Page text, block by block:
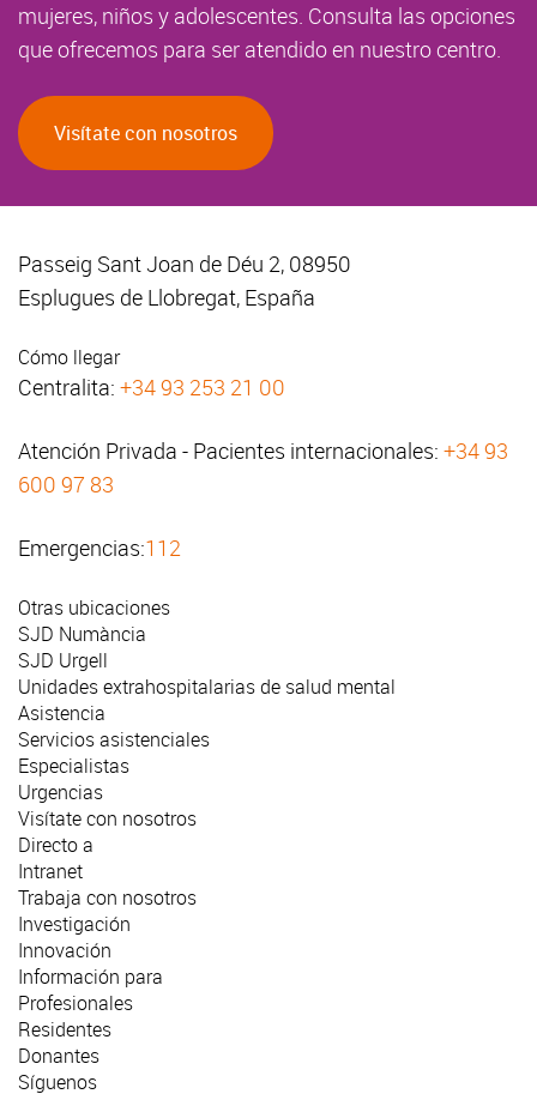
mujeres, niños y adolescentes. Consulta las opciones
que ofrecemos para ser atendido en nuestro centro.
Visítate con nosotros
Passeig Sant Joan de Déu 2, 08950
Esplugues de Llobregat, España
Cómo llegar
Centralita: +34 93 253 21 00
Atención Privada - Pacientes internacionales: +34 93
600 97 83
Emergencias:112
Otras ubicaciones
SJD Numància
SJD Urgell
Unidades extrahospitalarias de salud mental
Asistencia
Servicios asistenciales
Especialistas
Urgencias
Visítate con nosotros
Directo a
Intranet
Trabaja con nosotros
Investigación
Innovación
Información para
Profesionales
Residentes
Donantes
Síguenos